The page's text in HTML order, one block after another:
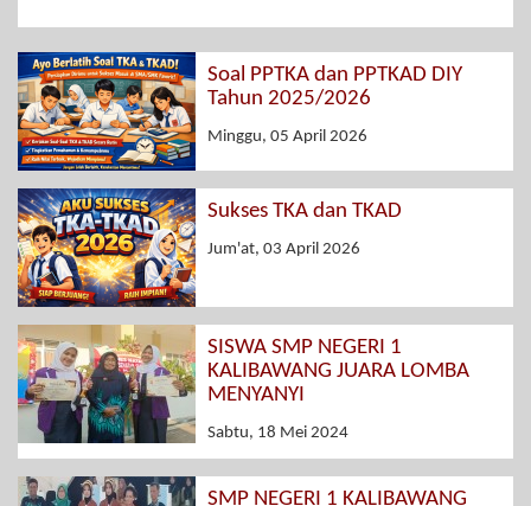
Soal PPTKA dan PPTKAD DIY
Tahun 2025/2026
Minggu, 05 April 2026
Sukses TKA dan TKAD
Jum'at, 03 April 2026
SISWA SMP NEGERI 1
KALIBAWANG JUARA LOMBA
MENYANYI
Sabtu, 18 Mei 2024
SMP NEGERI 1 KALIBAWANG